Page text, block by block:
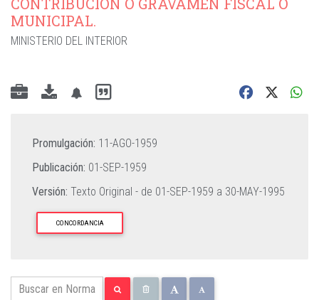
MUNICIPAL.
MINISTERIO DEL INTERIOR
Promulgación: 11-AGO-1959
Publicación: 01-SEP-1959
Versión: Texto Original - de 01-SEP-1959 a 30-MAY-1995
CONCORDANCIA